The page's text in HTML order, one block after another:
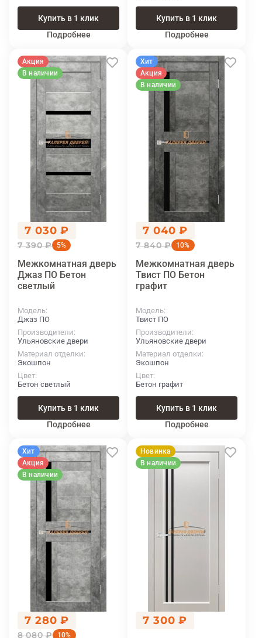
Купить в 1 клик
Подробнее
Купить в 1 клик
Подробнее
Акция
В наличии
7 030 ₽
7 390 ₽ 5%
Межкомнатная дверь
Джаз ПО Бетон
светлый
Модель
Джаз ПО
Производители
Ульяновские двери
Материал отделки
Экошпон
Цвет
Бетон светлый
Купить в 1 клик
Подробнее
Хит
Акция
В наличии
7 040 ₽
7 840 ₽ 10%
Межкомнатная дверь
Твист ПО Бетон
графит
Модель
Твист ПО
Производители
Ульяновские двери
Материал отделки
Экошпон
Цвет
Бетон графит
Купить в 1 клик
Подробнее
Хит
Акция
В наличии
7 280 ₽
8 080 ₽ 10%
Новинка
В наличии
7 300 ₽